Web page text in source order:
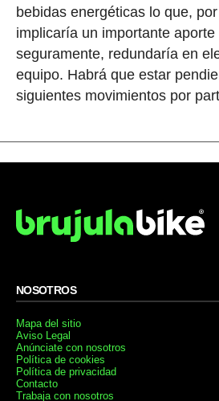
bebidas energéticas lo que,
implicaría un importante
seguramente, redundaría en
equipo. Habrá que estar
siguientes movimientos por
NOSOTROS
Mapa del sitio
Aviso Legal
Anúnciate con nosotros
Política de cookies
Política de privacidad
Contacto
Trabaja con nosotros